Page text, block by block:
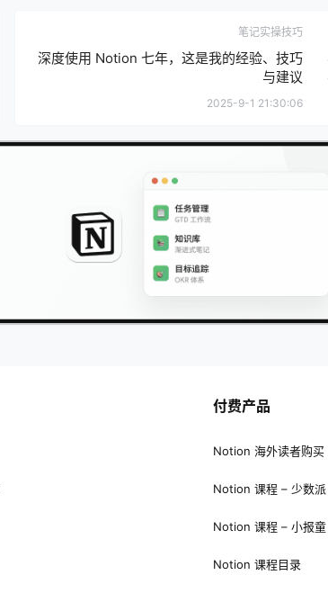
笔记实操技巧
深度使用 Notion 七年，这是我的经验、技巧
与建议
2025-9-1 21:30:06
付费产品
Notion 海外读者购买
Notion 课程 – 少数派
Notion 课程 – 小报童
Notion 课程目录